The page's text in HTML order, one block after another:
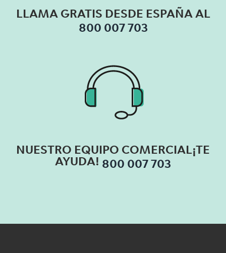
LLAMA GRATIS DESDE ESPAÑA AL
800 007 703
NUESTRO EQUIPO COMERCIAL ¡TE
AYUDA! 800 007 703